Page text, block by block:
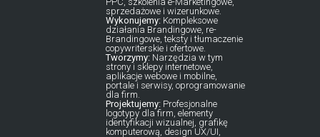
sprzedażowe i wizerunkowe.
Wykonujemy: Kompleksowe
działania Brandingowe, re-
Brandingowe, teksty i tłumaczenie
copywriterskie i ofertowe.
Tworzymy: Narzędzia w tym
strony i sklepy internetowe,
aplikacje webowe i mobilne,
portale i serwisy, oprogramowanie
dla firm.
Projektujemy: Profesjonalne
logotypy dla firm, elementy
identyfikacji wizualnej, grafikę
komputerową, design UX/UI,